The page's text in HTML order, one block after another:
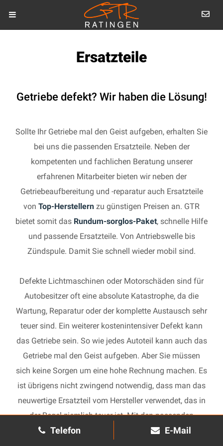
Telefon E-Mail
Ersatzteile
Getriebe defekt? Wir haben die Lösung!
Sollte Ihr Getriebe mal den Geist aufgeben, erhalten Sie
bei uns die passenden Ersatzteile. Neben der
kompetenten und fachlichen Beratung unserer
erfahrenen Mitarbeiter bieten wir neben der
Getriebeaufbereitung und -reparatur auch Ersatzteile
von Top-Herstellern zu günstigen Preisen an. GTR
bietet somit das Rundum-sorglos-Paket, schnelle Hilfe
und passende Ersatzteile. Von Antriebswelle bis
Zündspule. Damit Sie schnell wieder mobil sind.
Defekte Lichtmaschinen oder Motorschäden sind für
Autobesitzer oft eine absolute Katastrophe, da die
Wartung, Reparatur oder der komplette Austausch sehr
teuer sind. Ein weiterer kostenintensiver Defekt kann
das Getriebe sein. So wie jedes Autoteil kann auch das
Getriebe mal den Geist aufgeben. Aber Sie müssen
sich keine Sorgen um eine hohe Rechnung machen. Es
ist übrigens nicht zwingend notwendig, dass man das
neuwertige Ersatzteil vom Hersteller verwendet, das in
der Regel ziemlich teuer ist. Mit den passenden
Ersatzteilen kann jedes gebrauchte Getriebe schnell